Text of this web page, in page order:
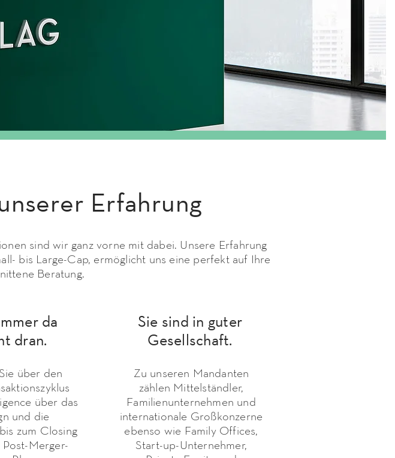
Erfahrung
sind wir ganz vorne mit dabei. Unsere Erfahrung
bis Large-Cap, ermöglicht uns eine perfekt auf Ihre
Beratung.
da
dran.
über den
über das
und die
zum Closing
Merger-
Sie sind in guter
Gesellschaft.
Zu unseren Mandanten
zählen Mittelständler,
Familienunternehmen und
internationale Großkonzerne
ebenso wie Family Offices,
Start-up-Unternehmer,